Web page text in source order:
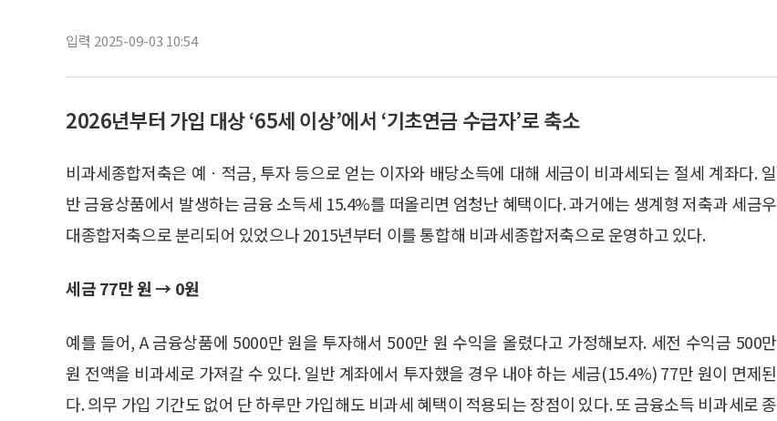
입력 2025-09-03 10:54
2026년부터 가입 대상 ‘65세 이상’에서 ‘기초연금 수급자’로 축소
비과세종합저축은 예ㆍ적금, 투자 등으로 얻는 이자와 배당소득에 대해 세금이 비과세되는 절세 계좌다. 일
반 금융상품에서 발생하는 금융 소득세 15.4%를 떠올리면 엄청난 혜택이다. 과거에는 생계형 저축과 세금우
대종합저축으로 분리되어 있었으나 2015년부터 이를 통합해 비과세종합저축으로 운영하고 있다.
세금 77만 원 → 0원
예를 들어, A 금융상품에 5000만 원을 투자해서 500만 원 수익을 올렸다고 가정해보자. 세전 수익금 500만
원 전액을 비과세로 가져갈 수 있다. 일반 계좌에서 투자했을 경우 내야 하는 세금(15.4%) 77만 원이 면제된
다. 의무 가입 기간도 없어 단 하루만 가입해도 비과세 혜택이 적용되는 장점이 있다. 또 금융소득 비과세로 종